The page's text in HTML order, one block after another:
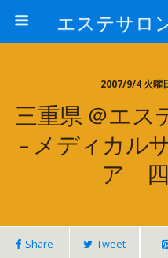
2007/9/4 火曜
三重県 ＠エス
– メディカル
ア 四
Share Tweet